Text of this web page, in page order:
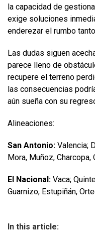
la capacidad de
exige soluciones
enderezar el rumbo
Las dudas siguen
parece lleno de
recupere el terreno
las consecuencias
aún sueña con su
Alineaciones:
San Antonio: Valencia;
Mora, Muñoz, Charcopa,
El Nacional: Vaca;
Guarnizo, Estupiñán,
In this article: